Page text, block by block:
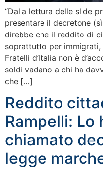
“Dalla lettura delle slide
presentare il decretone
direbbe che il reddito di
soprattutto per
Fratelli d’Italia non è
soldi vadano a chi ha
che […]
Reddito
Rampelli: Lo
chiamato
legge